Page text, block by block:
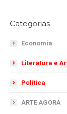
Categorias
Economia
Literatura e
Política
ARTE AGORA